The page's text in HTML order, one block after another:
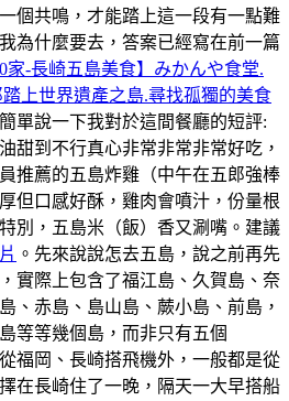
個共鳴，才能踏上這一段有一點難
為什麼要去，答案已經寫在前一篇
家-長崎五島美食】みかんや食堂.
上世界遺產之島.尋找孤獨的美食
簡單說一下我對於這間餐廳的短評:
甜到不行真心非常非常非常好吃，
推薦的五島炸雞（中午在五郎強棒
但口感好酥，雞肉會噴汁，份量根
別，五島米（飯）香又涮嘴。建議
。先來說說怎去五島，說之前再先
實際上包含了福江島、久賀島、奈
、赤島、島山島、蕨小島、前島，
等等幾個島，而非只有五個
福岡、長崎搭飛機外，一般都是從
在長崎住了一晚，隔天一大早搭船